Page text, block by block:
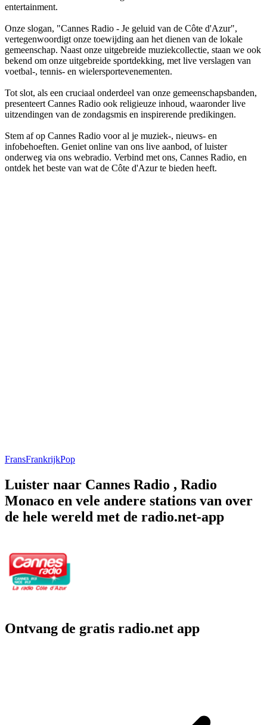
entertainment.
Onze slogan, "Cannes Radio - Je geluid van de Côte d'Azur",
vertegenwoordigt onze toewijding aan het dienen van de lokale
gemeenschap. Naast onze uitgebreide muziekcollectie, staan we ook
bekend om onze uitgebreide sportdekking, met live verslagen van
voetbal-, tennis- en wielersportevenementen.
Tot slot, als een cruciaal onderdeel van onze gemeenschapsbanden,
presenteert Cannes Radio ook religieuze inhoud, waaronder live
uitzendingen van de zondagsmis en inspirerende predikingen.
Stem af op Cannes Radio voor al je muziek-, nieuws- en
infobehoeften. Geniet online van ons live aanbod, of luister
onderweg via ons webradio. Verbind met ons, Cannes Radio, en
ontdek het beste van wat de Côte d'Azur te bieden heeft.
FransFrankrijkPop
Luister naar Cannes Radio , Radio
Monaco en vele andere stations van over
de hele wereld met de radio.net-app
Ontvang de gratis radio.net app